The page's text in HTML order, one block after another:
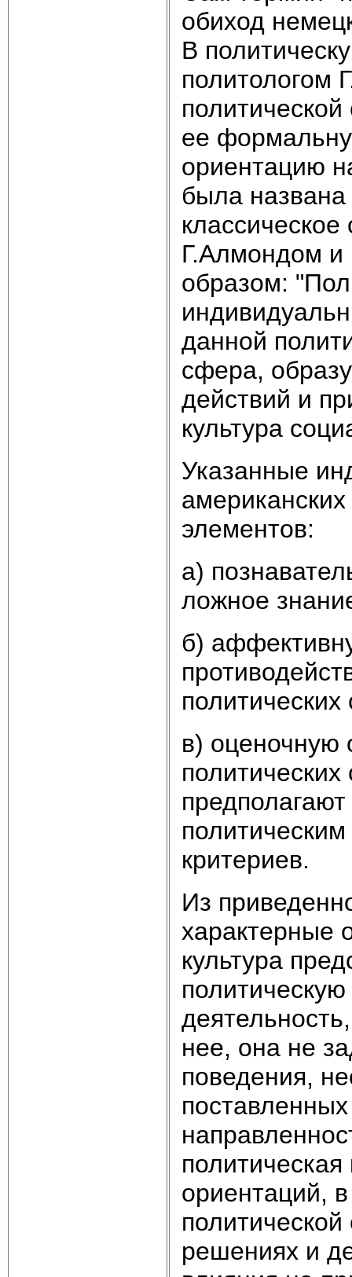
обиход
В
политологом
ее
ориентацию
была названа
Г.Алмондом и
образом:
данной
сфера,
действий и
культура
Указанные
элементов:
а)
ложное
б)
политических
в) оценочную
критериев.
Из
характерные
культура
нее, она не
поведения,
политическая
ориентаций,
решениях и